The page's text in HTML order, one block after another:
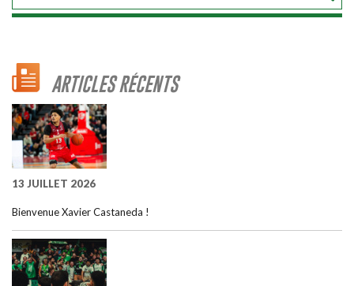
ARTICLES RÉCENTS
13 JUILLET 2026
Bienvenue Xavier Castaneda !